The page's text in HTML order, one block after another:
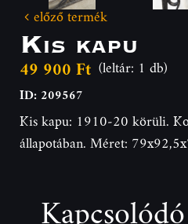
előző termék
Kis kapu
49 900 Ft (leltár: 1 db)
ID: 209567
Kis kapu: 1910-20 körüli.
állapotában. Méret: